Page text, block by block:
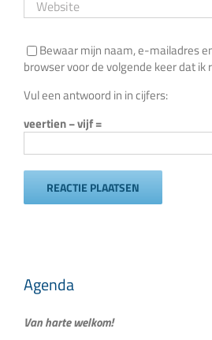
Bewaar mijn naam, e-mailadres
browser voor de volgende keer dat ik
Vul een antwoord in in cijfers:
veertien − vijf =
Agenda
Van harte welkom!